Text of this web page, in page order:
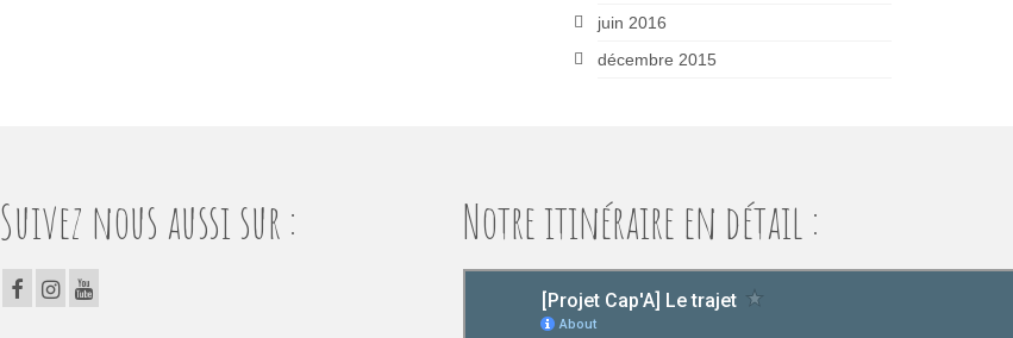
juin 2016
décembre 2015
Suivez nous aussi sur : Notre itinéraire en détail :